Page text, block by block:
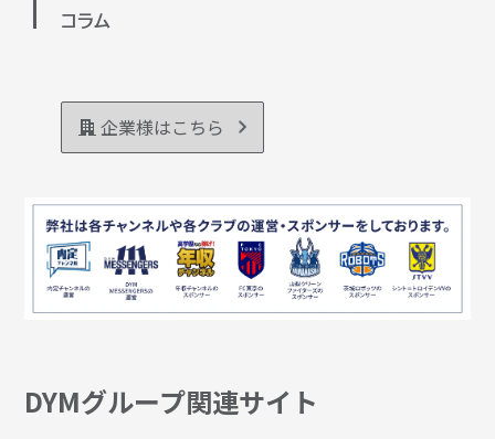
コラム
企業様はこちら
DYMグループ関連サイト